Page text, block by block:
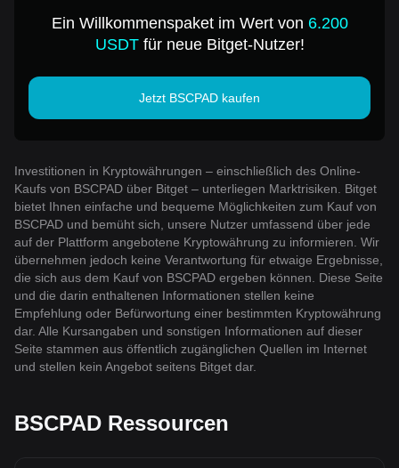
Ein Willkommenspaket im Wert von 6.200
USDTfür neue Bitget-Nutzer!
Jetzt BSCPAD kaufen
Investitionen in Kryptowährungen – einschließlich des Online-
Kaufs von BSCPAD über Bitget – unterliegen Marktrisiken. Bitget
bietet Ihnen einfache und bequeme Möglichkeiten zum Kauf von
BSCPAD und bemüht sich, unsere Nutzer umfassend über jede
auf der Plattform angebotene Kryptowährung zu informieren. Wir
übernehmen jedoch keine Verantwortung für etwaige Ergebnisse,
die sich aus dem Kauf von BSCPAD ergeben können. Diese Seite
und die darin enthaltenen Informationen stellen keine
Empfehlung oder Befürwortung einer bestimmten Kryptowährung
dar. Alle Kursangaben und sonstigen Informationen auf dieser
Seite stammen aus öffentlich zugänglichen Quellen im Internet
und stellen kein Angebot seitens Bitget dar.
BSCPAD Ressourcen